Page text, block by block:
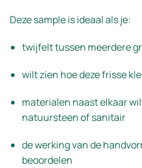
Deze sample is ideaal als je:
twijfelt tussen meerdere
wilt zien hoe deze frisse
materialen naast elkaar
natuursteen of sanitair
de werking van de
beoordelen